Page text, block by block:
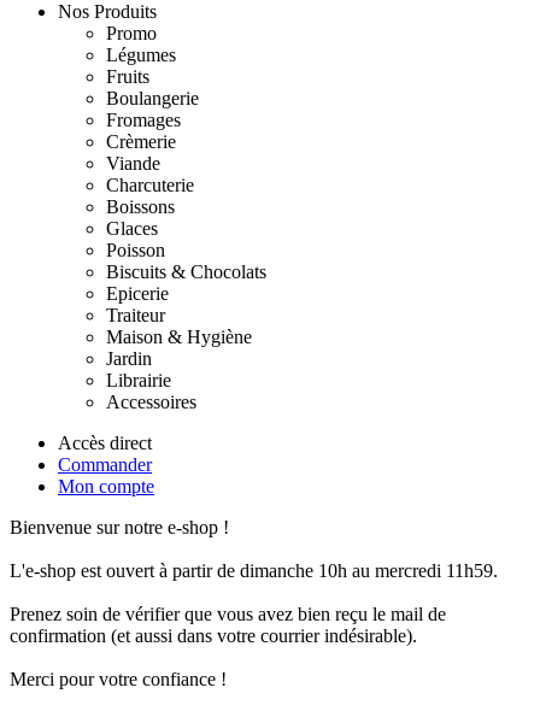
Nos Produits
Promo
Légumes
Fruits
Boulangerie
Fromages
Crèmerie
Viande
Charcuterie
Boissons
Glaces
Poisson
Biscuits & Chocolats
Epicerie
Traiteur
Maison & Hygiène
Jardin
Librairie
Accessoires
Accès direct
Commander
Mon compte
Bienvenue sur notre e-shop !
L'e-shop est ouvert à partir de dimanche 10h au mercredi 11h59.
Prenez soin de vérifier que vous avez bien reçu le mail de
confirmation (et aussi dans votre courrier indésirable).
Merci pour votre confiance !